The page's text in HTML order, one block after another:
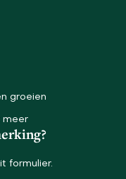
groeien
meer
formulier.